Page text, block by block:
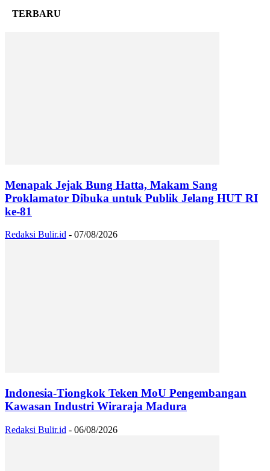
TERBARU
Menapak Jejak Bung Hatta, Makam Sang
Proklamator Dibuka untuk Publik Jelang HUT RI
ke-81
Redaksi Bulir.id - 07/08/2026
Indonesia-Tiongkok Teken MoU Pengembangan
Kawasan Industri Wiraraja Madura
Redaksi Bulir.id - 06/08/2026